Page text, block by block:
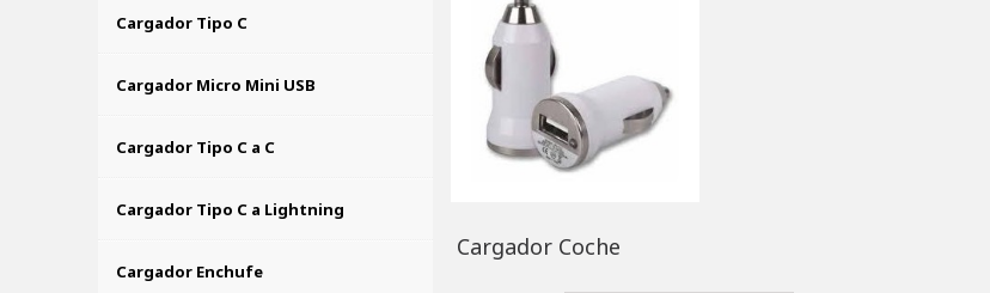
Cargador Tipo C
Cargador Micro Mini USB
Cargador Tipo C a C
Cargador Tipo C a Lightning
Cargador Enchufe
Cargador Coche